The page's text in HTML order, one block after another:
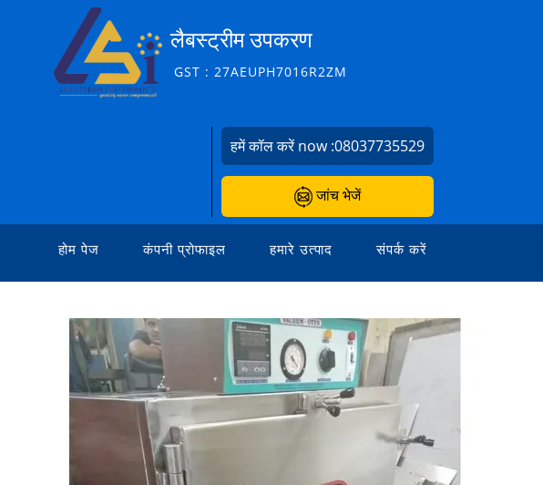
लैबस्ट्रीम उपकरण
GST : 27AEUPH7016R2ZM
हमें कॉल करें now :08037735529
जांच भेजें
होम पेज कंपनी प्रोफाइल हमारे उत्पाद संपर्क करें